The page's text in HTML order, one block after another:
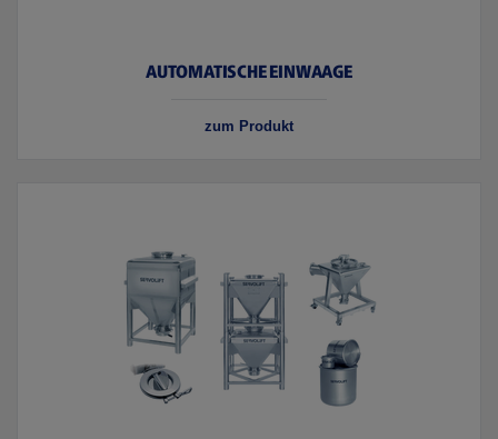
AUTOMATISCHE EINWAAGE
zum Produkt